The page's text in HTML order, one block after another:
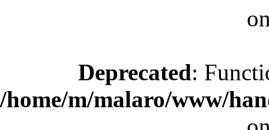
Deprecated:
/home/m/malaro/www/